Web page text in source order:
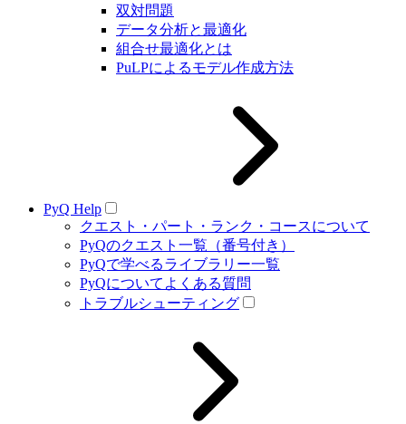
双対問題
データ分析と最適化
組合せ最適化とは
PuLPによるモデル作成方法
PyQ Help
クエスト・パート・ランク・コースについて
PyQのクエスト一覧（番号付き）
PyQで学べるライブラリー一覧
PyQについてよくある質問
トラブルシューティング